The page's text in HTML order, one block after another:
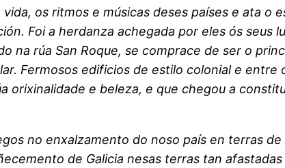
os ritmos e músicas deses países e ata o
Foi a herdanza achegada por eles ós seus
na rúa San Roque, se comprace de ser o
Fermosos edificios de estilo colonial e entre
orixinalidade e beleza, e que chegou a
no enxalzamento do noso país en terras de
de Galicia nesas terras tan